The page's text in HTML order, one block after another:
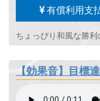
有償利用支
ちょっぴり和風な勝
【効果音】目標